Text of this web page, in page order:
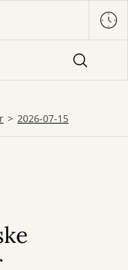
2026-07-15